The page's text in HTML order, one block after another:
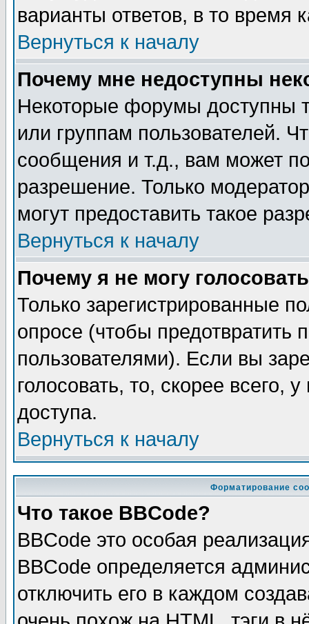
варианты ответов, в то время
Вернуться к началу
Почему мне недоступны
Некоторые форумы доступны
или группам пользователей.
сообщения и т.д., вам может
разрешение. Только
могут предоставить такое
Вернуться к началу
Почему я не могу
Только зарегистрированные
опросе (чтобы предотвратить
пользователями). Если вы
голосовать, то, скорее всего,
доступа.
Вернуться к началу
Форматирование
Что такое BBCode?
BBCode это особая
BBCode определяется
отключить его в каждом